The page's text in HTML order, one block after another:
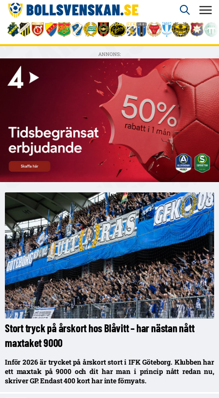
ANNONS:
Stort tryck på årskort hos Blåvitt – har nästan nått
maxtaket 9000
Inför 2026 är trycket på årskort stort i IFK Göteborg. Klubben har
ett maxtak på 9000 och dit har man i princip nått redan nu,
skriver GP. Endast 400 kort har inte förnyats.